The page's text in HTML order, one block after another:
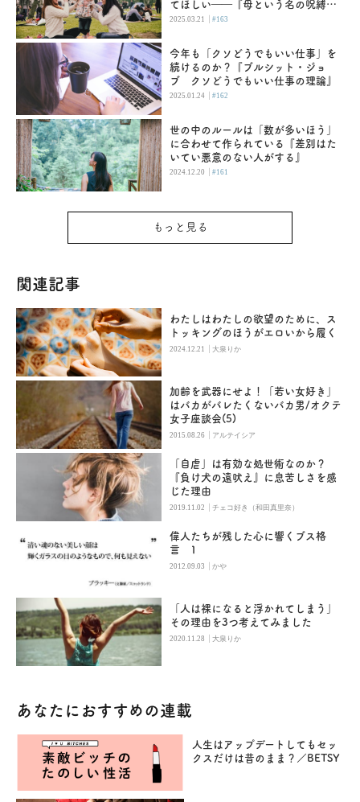
てほしい――『母という名の呪縛
娘という牢獄』
2025.03.21 |#163
今年も「クソどうでもいい仕事」を
続けるのか？『ブルシット・ジョ
ブ クソどうでもいい仕事の理論』
2025.01.24 |#162
世の中のルールは「数が多いほう」
に合わせて作られている『差別はた
いてい悪意のない人がする』
2024.12.20 |#161
もっと見る
関連記事
わたしはわたしの欲望のために、ス
トッキングのほうがエロいから履く
2024.12.21 |大泉りか
加齢を武器にせよ！「若い女好き」
はバカがバレたくないバカ男/オクテ
女子座談会(5)
2015.08.26 | アルテイシア
「自虐」は有効な処世術なのか？
『負け犬の遠吠え』に息苦しさを感
じた理由
2019.11.02 |チェコ好き（和田真里奈）
偉人たちが残した心に響くブス格
言 1
2012.09.03 |かや
「人は裸になると浮かれてしまう」
その理由を3つ考えてみました
2020.11.28 |大泉りか
あなたにおすすめの連載
人生はアップデートしてもセッ
クスだけは昔のまま？／BETSY